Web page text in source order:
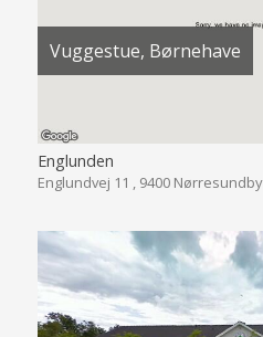
Vuggestue, Børnehave
Englunden
Englundvej 11 , 9400 Nørresundby